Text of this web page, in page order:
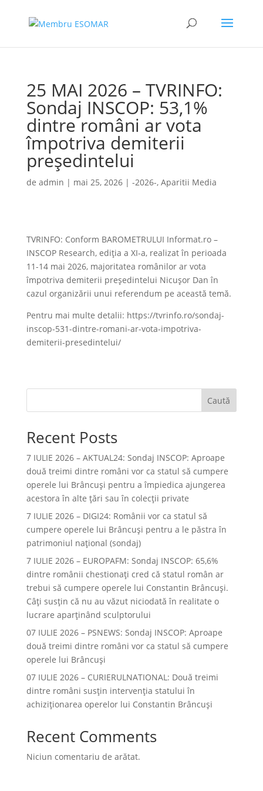
25 MAI 2026 – TVRINFO:
Sondaj INSCOP: 53,1%
dintre români ar vota
împotriva demiterii
președintelui
de admin | mai 25, 2026| -2026-, Aparitii Media
TVRINFO: Conform BAROMETRULUI Informat.ro –
INSCOP Research, ediția a XI-a, realizat în perioada
11-14 mai 2026, majoritatea românilor ar vota
împotriva demiterii președintelui Nicușor Dan în
cazul organizării unui referendum pe această temă.
Pentru mai multe detalii: https://tvrinfo.ro/sondaj-
inscop-531-dintre-romani-ar-vota-impotriva-
demiterii-presedintelui/
Caută
Recent Posts
7 IULIE 2026 – AKTUAL24: Sondaj INSCOP: Aproape
două treimi dintre români vor ca statul să cumpere
operele lui Brâncuşi pentru a împiedica ajungerea
acestora în alte ţări sau în colecţii private
7 IULIE 2026 – DIGI24: Românii vor ca statul să
cumpere operele lui Brâncuși pentru a le păstra în
patrimoniul național (sondaj)
7 IULIE 2026 – EUROPAFM: Sondaj INSCOP: 65,6%
dintre românii chestionați cred că statul român ar
trebui să cumpere operele lui Constantin Brâncuși.
Câți susțin că nu au văzut niciodată în realitate o
lucrare aparținând sculptorului
07 IULIE 2026 – PSNEWS: Sondaj INSCOP: Aproape
două treimi dintre români vor ca statul să cumpere
operele lui Brâncuși
07 IULIE 2026 – CURIERULNATIONAL: Două treimi
dintre români susțin intervenția statului în
achiziționarea operelor lui Constantin Brâncuși
Recent Comments
Niciun comentariu de arătat.